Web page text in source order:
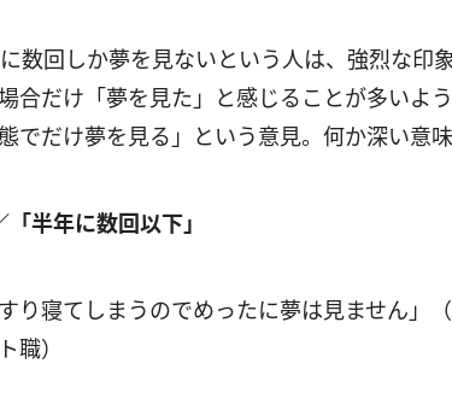
数回しか夢を見ないという人は、強烈な印
合だけ「夢を見た」と感じることが多いよ
でだけ夢を見る」という意見。何か深い意味
半年に数回以下」
り寝てしまうのでめったに夢は見ません」
職）